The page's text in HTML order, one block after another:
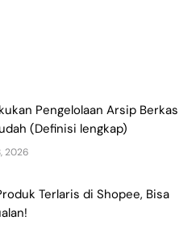
Pengelolaan Arsip Berkas
(Definisi lengkap)
2026
Terlaris di Shopee, Bisa